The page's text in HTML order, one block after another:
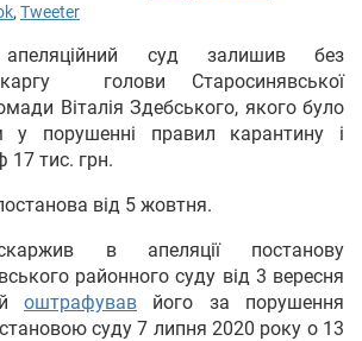
, Tweeter
апеляційний суд залишив без
голови Старосинявської
Віталія Здебського, якого було
у порушенні правил карантину і
17 тис. грн.
від 5 жовтня.
в апеляції постанову
районного суду від 3 вересня
оштрафував його за порушення
суду 7 липня 2020 року о 13